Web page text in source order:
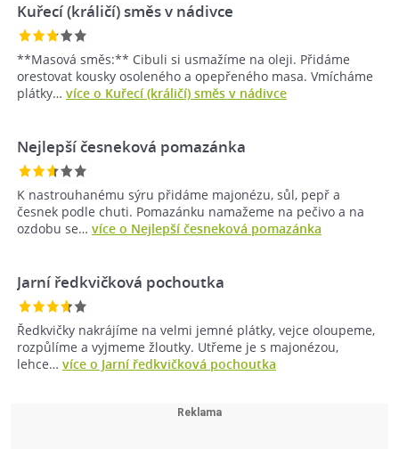
Kuřecí (králičí) směs v nádivce
**Masová směs:** Cibuli si usmažíme na oleji. Přidáme
orestovat kousky osoleného a opepřeného masa. Vmícháme
plátky… více o Kuřecí (králičí) směs v nádivce
Nejlepší česneková pomazánka
K nastrouhanému sýru přidáme majonézu, sůl, pepř a
česnek podle chuti. Pomazánku namažeme na pečivo a na
ozdobu se… více o Nejlepší česneková pomazánka
Jarní ředkvičková pochoutka
Ředkvičky nakrájíme na velmi jemné plátky, vejce oloupeme,
rozpůlíme a vyjmeme žloutky. Utřeme je s majonézou,
lehce… více o Jarní ředkvičková pochoutka